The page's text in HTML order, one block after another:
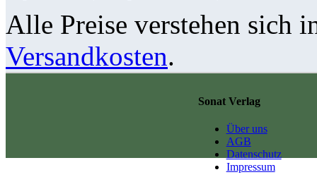
Alle Preise verstehen sich
Versandkosten.
Sonat Verlag
Über uns
AGB
Datenschutz
Impressum